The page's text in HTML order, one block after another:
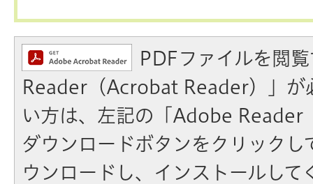
PDFファイルを閲
Reader（Acrobat Reader）」が
い方は、左記の「Adobe
ダウンロードボタンをクリックし
ウンロードし、インストールして